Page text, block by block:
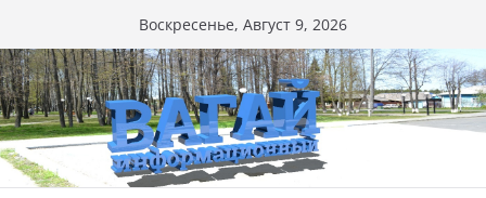
к
содержимому
Воскресенье, Август 9, 2026